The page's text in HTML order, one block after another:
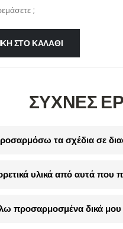
;
ΣΤΟ ΚΑΛΆΘΙ
ΣΥΧΝΕΣ
τα σχέδια σε
υλικά από αυτά που
προσαρμοσμένα δικά μου